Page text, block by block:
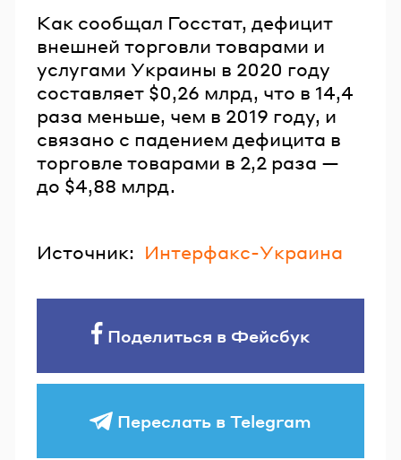
Как сообщал Госстат, дефицит
внешней торговли товарами и
услугами Украины в 2020 году
составляет $0,26 млрд, что в 14,4
раза меньше, чем в 2019 году, и
связано с падением дефицита в
торговле товарами в 2,2 раза —
до $4,88 млрд.
Источник: Интерфакс-Украина
Поделиться в Фейсбук
Переслать в Telegram